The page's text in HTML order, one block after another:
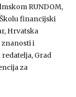
RUNDOM,
financijski
Hrvatska
i
Grad
za